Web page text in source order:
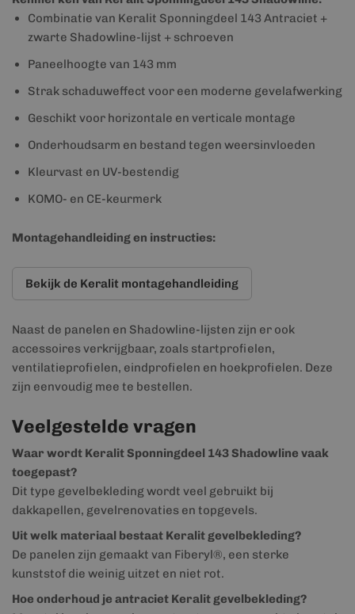
Combinatie van Keralit Sponningdeel 143 Antraciet +
zwarte Shadowline-lijst + schroeven
Paneelhoogte van 143 mm
Strak schaduweffect voor een moderne gevelafwerking
Geschikt voor horizontale en verticale montage
Onderhoudsarm en bestand tegen weersinvloeden
Kleurvast en UV-bestendig
KOMO- en CE-keurmerk
Montagehandleiding en instructies:
Bekijk de Keralit montagehandleiding
Naast de panelen en Shadowline-lijsten zijn er ook
accessoires verkrijgbaar, zoals startprofielen,
ventilatieprofielen, eindprofielen en hoekprofielen. Deze
zijn eenvoudig mee te bestellen.
Veelgestelde vragen
Waar wordt Keralit Sponningdeel 143 Shadowline vaak
toegepast?
Dit type gevelbekleding wordt veel gebruikt bij
dakkapellen, gevelrenovaties en topgevels.
Uit welk materiaal bestaat Keralit gevelbekleding?
De panelen zijn gemaakt van Fiberyl®, een sterke
kunststof die weinig uitzet en niet rot.
Hoe onderhoud je antraciet Keralit gevelbekleding?